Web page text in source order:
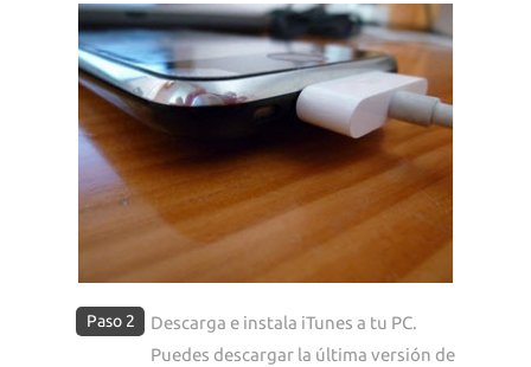
Paso 2
Descarga e instala iTunes a tu PC.
Puedes descargar la última versión de